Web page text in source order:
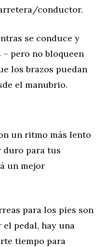
conductor.
se conduce y
pero no bloqueen
los brazos puedan
el manubrio.
un ritmo más lento
duro para tus
un mejor
para los pies son
pedal, hay una
tiempo para